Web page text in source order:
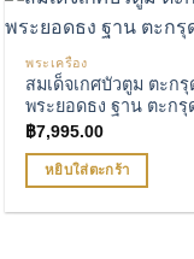
เพิ่มร
พระเครื่อง
สมเด็จเกศบัวตูม ตะกรุ
พระยอดธง ฐาน ตะกรุ
฿7,995.00
หยิบใส่ตะกร้า